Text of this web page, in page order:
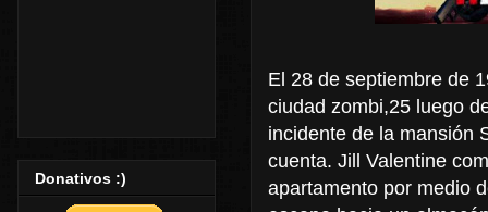
El 28 de septiembre de
ciudad zombi,25​ luego
incidente de la mansión
cuenta. Jill Valentine
apartamento por medio
Donativos :)